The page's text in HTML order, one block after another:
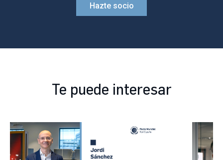
Hazte socio
Te puede interesar